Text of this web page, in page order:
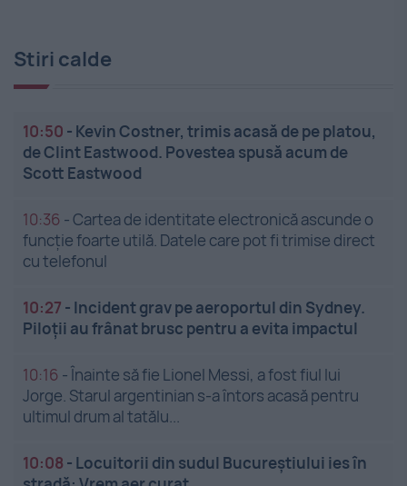
Stiri calde
10:50 - Kevin Costner, trimis acasă de pe platou,
de Clint Eastwood. Povestea spusă acum de
Scott Eastwood
10:36 -Cartea de identitate electronică ascunde o
funcție foarte utilă. Datele care pot fi trimise direct
cu telefonul
10:27 - Incident grav pe aeroportul din Sydney.
Piloții au frânat brusc pentru a evita impactul
10:16 -Înainte să fie Lionel Messi, a fost fiul lui
Jorge. Starul argentinian s-a întors acasă pentru
ultimul drum al tatălu...
10:08 - Locuitorii din sudul Bucureștiului ies în